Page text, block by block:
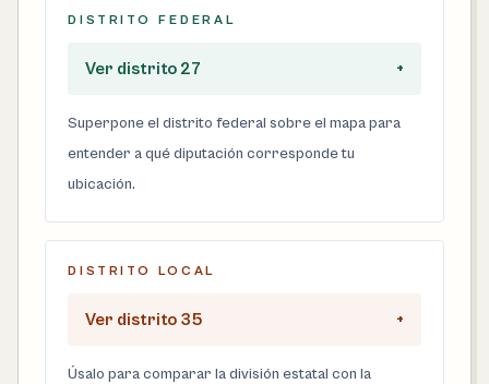
DISTRITO FEDERAL
Ver distrito 27 +
Superpone el distrito federal sobre el mapa para
entender a qué diputación corresponde tu
ubicación.
DISTRITO LOCAL
Ver distrito 35 +
Úsalo para comparar la división estatal con la